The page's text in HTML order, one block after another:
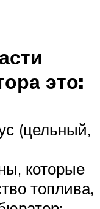
это:
(цельный,
которые
топлива,